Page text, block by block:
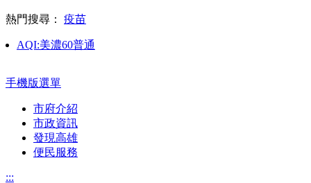
熱門搜尋： 疫苗
AQI:美濃60普通
手機版選單
市府介紹
市政資訊
發現高雄
便民服務
:::